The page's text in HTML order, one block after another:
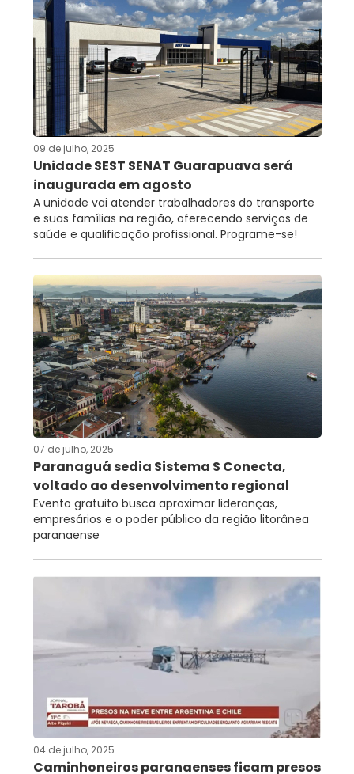
09 de julho, 2025
Unidade SEST SENAT Guarapuava será
inaugurada em agosto
A unidade vai atender trabalhadores do transporte
e suas famílias na região, oferecendo serviços de
saúde e qualificação profissional. Programe-se!
07 de julho, 2025
Paranaguá sedia Sistema S Conecta,
voltado ao desenvolvimento regional
Evento gratuito busca aproximar lideranças,
empresários e o poder público da região litorânea
paranaense
04 de julho, 2025
Caminhoneiros paranaenses ficam presos